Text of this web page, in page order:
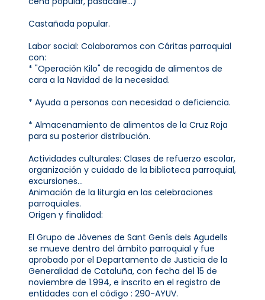
Castañada popular.
Labor social: Colaboramos con Cáritas parroquial
con:
* "Operación Kilo" de recogida de alimentos de
cara a la Navidad de la necesidad.
* Ayuda a personas con necesidad o deficiencia.
* Almacenamiento de alimentos de la Cruz Roja
para su posterior distribución.
Actividades culturales: Clases de refuerzo escolar,
organización y cuidado de la biblioteca parroquial,
excursiones...
Animación de la liturgia en las celebraciones
parroquiales.
Origen y finalidad:
El Grupo de Jóvenes de Sant Genís dels Agudells
se mueve dentro del ámbito parroquial y fue
aprobado por el Departamento de Justicia de la
Generalidad de Cataluña, con fecha del 15 de
noviembre de 1.994, e inscrito en el registro de
entidades con el código : 290-AYUV.